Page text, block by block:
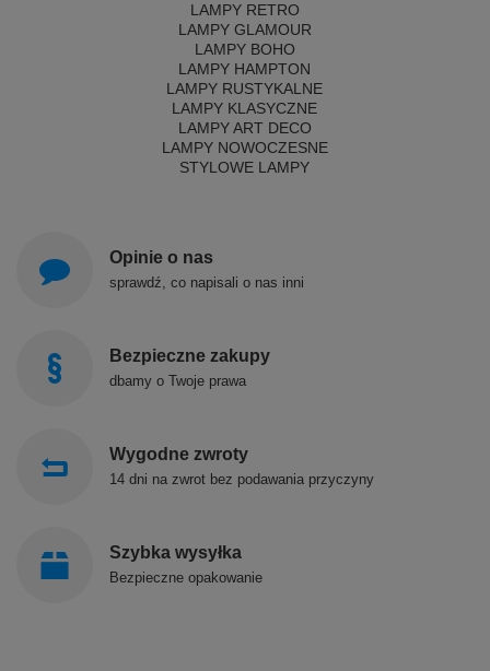
LAMPY RETRO
LAMPY GLAMOUR
LAMPY BOHO
LAMPY HAMPTON
LAMPY RUSTYKALNE
LAMPY KLASYCZNE
LAMPY ART DECO
LAMPY NOWOCZESNE
STYLOWE LAMPY
Opinie o nas
sprawdź, co napisali o nas inni
Bezpieczne zakupy
dbamy o Twoje prawa
Wygodne zwroty
14 dni na zwrot bez podawania przyczyny
Szybka wysyłka
Bezpieczne opakowanie